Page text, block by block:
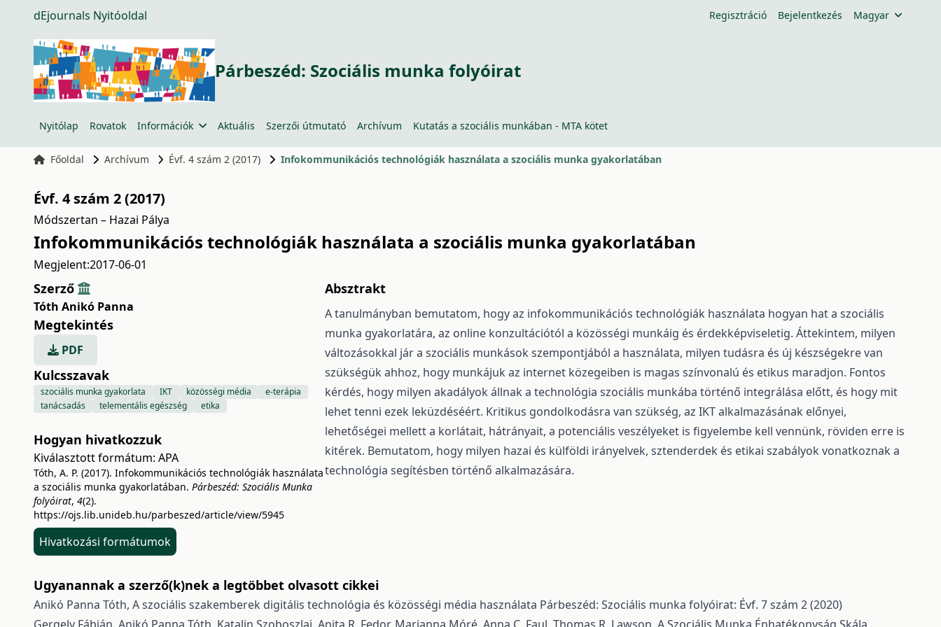
dEjournals Nyitóoldal Regisztráció Bejelentkezés Magyar
Párbeszéd: Szociális munka folyóirat
Nyitólap Rovatok Információk Aktuális Szerzői útmutató Archívum Kutatás a szociális munkában - MTA kötet
Főoldal Archívum Évf. 4 szám 2 (2017) Infokommunikációs technológiák használata a szociális munka gyakorlatában
Évf. 4 szám 2 (2017)
Módszertan – Hazai Pálya
Infokommunikációs technológiák használata a szociális munka gyakorlatában
Megjelent:2017-06-01
Szerző
Tóth Anikó Panna
Megtekintés
PDF
Kulcsszavak
szociális munka gyakorlata IKT közösségi média
e-terápia
tanácsadás
telementális egészség etika
Hogyan hivatkozzuk
Kiválasztott formátum: APA
Tóth, A. P. (2017). Infokommunikációs technológiák használata
a szociális munka gyakorlatában. Párbeszéd: Szociális Munka
folyóirat, 4(2).
https://ojs.lib.unideb.hu/parbeszed/article/view/5945
Hivatkozási formátumok
Absztrakt
A tanulmányban bemutatom, hogy az infokommunikációs technológiák használata hogyan hat a szociális
munka gyakorlatára, az online konzultációtól a közösségi munkáig és érdekképviseletig. Áttekintem, milyen
változásokkal jár a szociális munkások szempontjából a használata, milyen tudásra és új készségekre van
szükségük ahhoz, hogy munkájuk az internet közegeiben is magas színvonalú és etikus maradjon. Fontos
kérdés, hogy milyen akadályok állnak a technológia szociális munkába történő integrálása előtt, és hogy mit
lehet tenni ezek leküzdéséért. Kritikus gondolkodásra van szükség, az IKT alkalmazásának előnyei,
lehetőségei mellett a korlátait, hátrányait, a potenciális veszélyeket is figyelembe kell vennünk, röviden erre is
kitérek. Bemutatom, hogy milyen hazai és külföldi irányelvek, sztenderdek és etikai szabályok vonatkoznak a
technológia segítésben történő alkalmazására.
Ugyanannak a szerző(k)nek a legtöbbet olvasott cikkei
Anikó Panna Tóth, A szociális szakemberek digitális technológia és közösségi média használata Párbeszéd: Szociális munka folyóirat: Évf. 7 szám 2 (2020)